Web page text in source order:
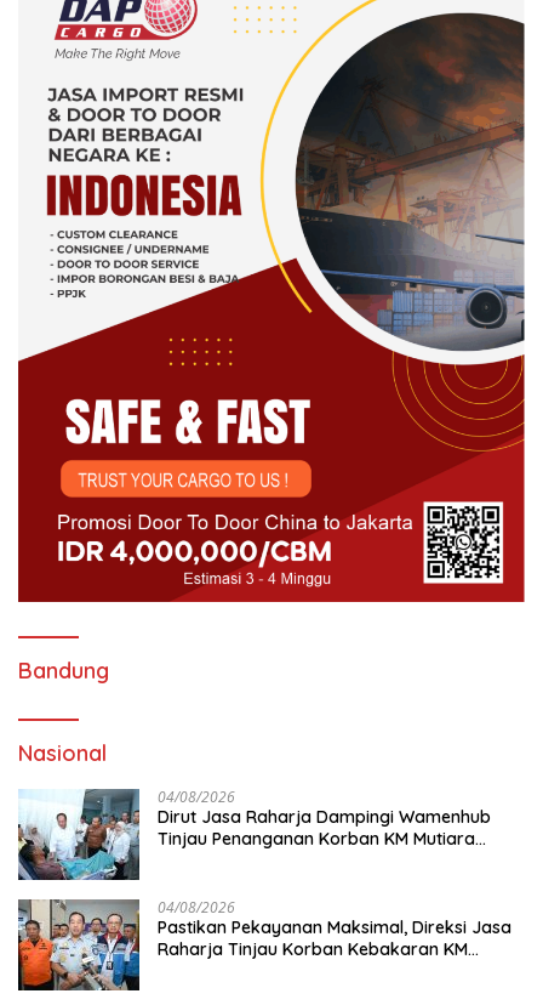
Bandung
Nasional
04/08/2026
Dirut Jasa Raharja Dampingi Wamenhub
Tinjau Penanganan Korban KM Mutiara
04/08/2026
Pastikan Pekayanan Maksimal, Direksi Jasa
Raharja Tinjau Korban Kebakaran KM